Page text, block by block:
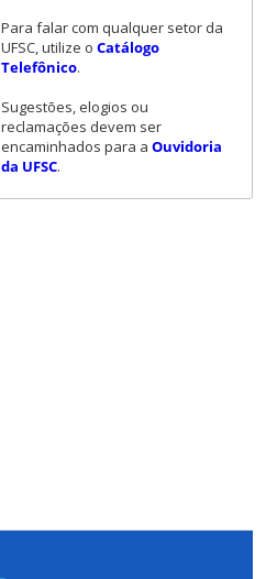
Para falar com qualquer setor da
UFSC, utilize o Catálogo
Telefônico.
Sugestões, elogios ou
reclamações devem ser
encaminhados para a Ouvidoria
da UFSC.